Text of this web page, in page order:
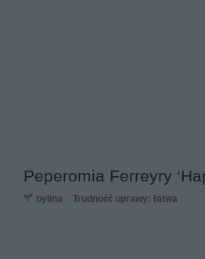
Peperomia Ferreyry
bylina Trudność uprawy: łatwa